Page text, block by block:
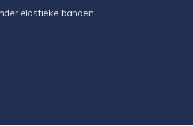
elastieke banden.